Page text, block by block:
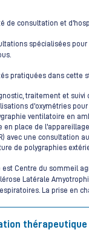
de consultation et
spécialisées
pratiquées dans cette
traitement et suivi
d'oxymétries
ventilatoire en
en place de
avec une consultation
de polygraphies
est Centre du sommeil
Latérale
La prise en
thérapeutique